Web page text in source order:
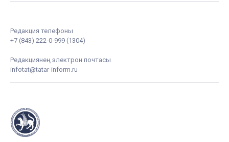
Редакция телефоны
+7 (843) 222-0-999 (1304)
Редакциянең электрон почтасы
infotat@tatar-inform.ru